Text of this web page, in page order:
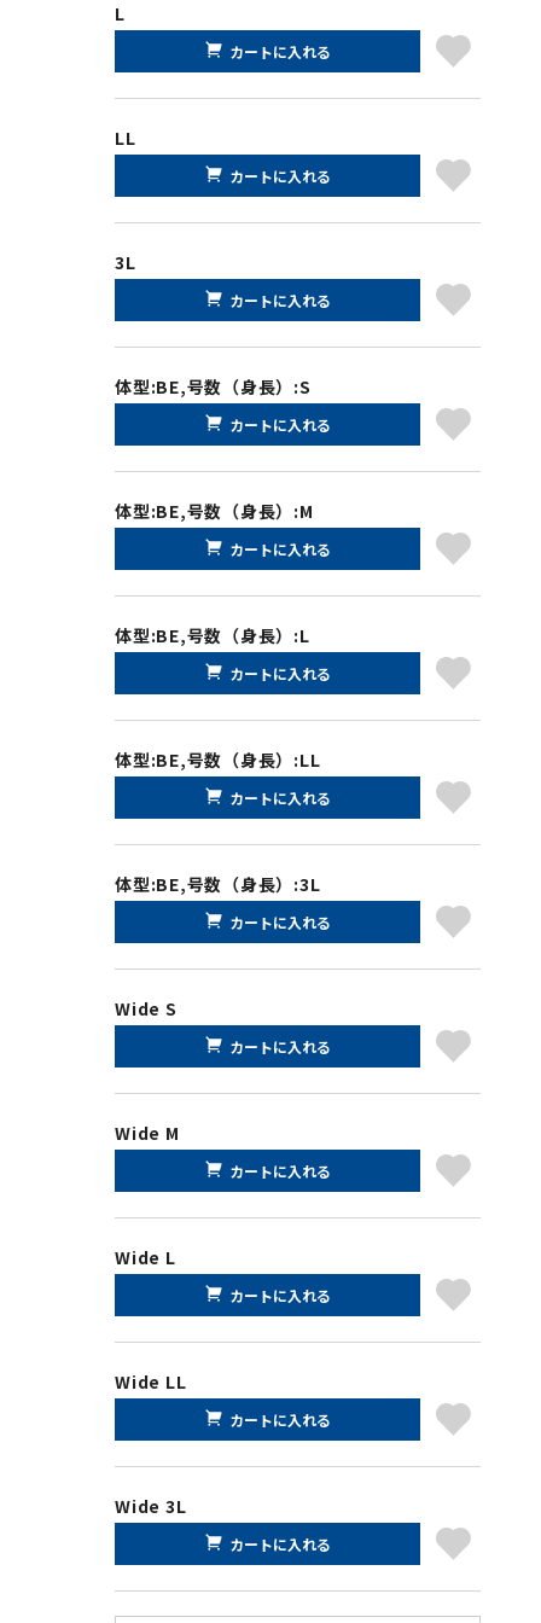
L
カートに入れる
LL
カートに入れる
3L
カートに入れる
体型:BE,号数（身長）:S
カートに入れる
体型:BE,号数（身長）:M
カートに入れる
体型:BE,号数（身長）:L
カートに入れる
体型:BE,号数（身長）:LL
カートに入れる
体型:BE,号数（身長）:3L
カートに入れる
Wide S
カートに入れる
Wide M
カートに入れる
Wide L
カートに入れる
Wide LL
カートに入れる
Wide 3L
カートに入れる